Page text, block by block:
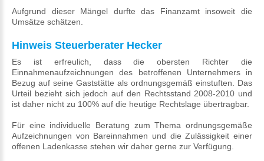
Aufgrund dieser Mängel durfte das Finanzamt insoweit die
Umsätze schätzen.
Hinweis Steuerberater Hecker
Es ist erfreulich, dass die obersten Richter die
Einnahmenaufzeichnungen des betroffenen Unternehmers in
Bezug auf seine Gaststätte als ordnungsgemäß einstuften. Das
Urteil bezieht sich jedoch auf den Rechtsstand 2008-2010 und
ist daher nicht zu 100% auf die heutige Rechtslage übertragbar.
Für eine individuelle Beratung zum Thema ordnungsgemäße
Aufzeichnungen von Bareinnahmen und die Zulässigkeit einer
offenen Ladenkasse stehen wir daher gerne zur Verfügung.